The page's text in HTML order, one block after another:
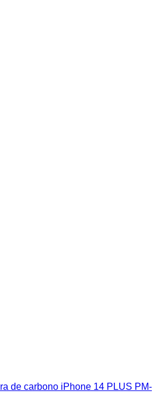
de carbono iPhone 14 PLUS PM-